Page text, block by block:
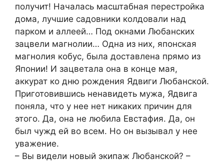
получит! Началась масштабная перестройка
дома, лучшие садовники колдовали над
парком и аллеей… Под окнами Любанских
зацвели магнолии… Одна из них, японская
магнолия кобус, была доставлена прямо из
Японии! И зацветала она в конце мая,
аккурат ко дню рождения Ядвиги Любанской.
Приготовившись ненавидеть мужа, Ядвига
поняла, что у нее нет никаких причин для
этого. Да, она не любила Евстафия. Да, он
был чужд ей во всем. Но он вызывал у нее
уважение.
– Вы видели новый экипаж Любанской? –